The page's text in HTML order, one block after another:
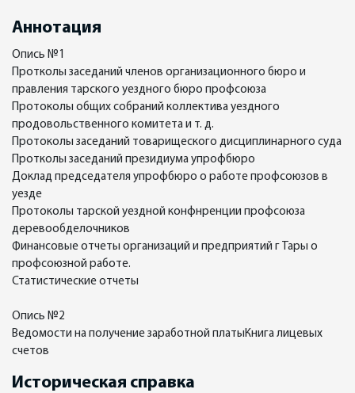
Аннотация
Опись №1
Протколы заседаний членов организационного бюро и
правления тарского уездного бюро профсоюза
Протоколы общих собраний коллектива уездного
продовольственного комитета и т. д.
Протоколы заседаний товарищеского дисциплинарного суда
Протколы заседаний президиума упрофбюро
Доклад председателя упрофбюро о работе профсоюзов в
уезде
Протоколы тарской уездной конфнренции профсоюза
деревообделочников
Финансовые отчеты организаций и предприятий г Тары о
профсоюзной работе.
Статистические отчеты
Опись №2
Ведомости на получение заработной платыКнига лицевых
счетов
Историческая справка